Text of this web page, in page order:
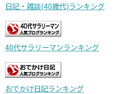
日記・雑談(40歳代)ランキング
40代サラリーマンランキング
おでかけ日記ランキング